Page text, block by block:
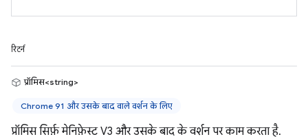
रिटर्न
प्रॉमिस<string>
Chrome 91 और उसके बाद वाले वर्शन के लिए
प्रॉमिस सिर्फ़ मेनिफ़ेस्ट V3 और उसके बाद के वर्शन पर काम करता है.